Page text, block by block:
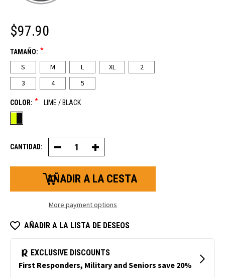
$97.90
TAMAÑO: *
S M L XL
2
3
4 5
COLOR: * LIME / BLACK
CANTIDAD: Reducir
la
cantidad
de
pantalones
aislantes
Aumentar
la
cantidad
pantalones
con
HiVis
More payment options
AÑADIR A LA LISTA DE DESEOS